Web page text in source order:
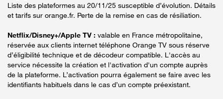
Liste des plateformes au 20/11/25 susceptible d’évolution. Détails
et tarifs sur orange.fr. Perte de la remise en cas de résiliation.
Netflix/Disney+/Apple TV : valable en France métropolitaine,
réservée aux clients internet téléphone Orange TV sous réserve
d’éligibilité technique et de décodeur compatible. L'accès au
service nécessite la création et l'activation d'un compte auprès
de la plateforme. L’activation pourra également se faire avec les
identifiants habituels dans le cas d’un compte préexistant.